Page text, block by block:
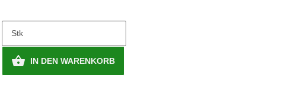
Stk
IN DEN WARENKORB